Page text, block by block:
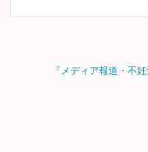
『メディア報道・不